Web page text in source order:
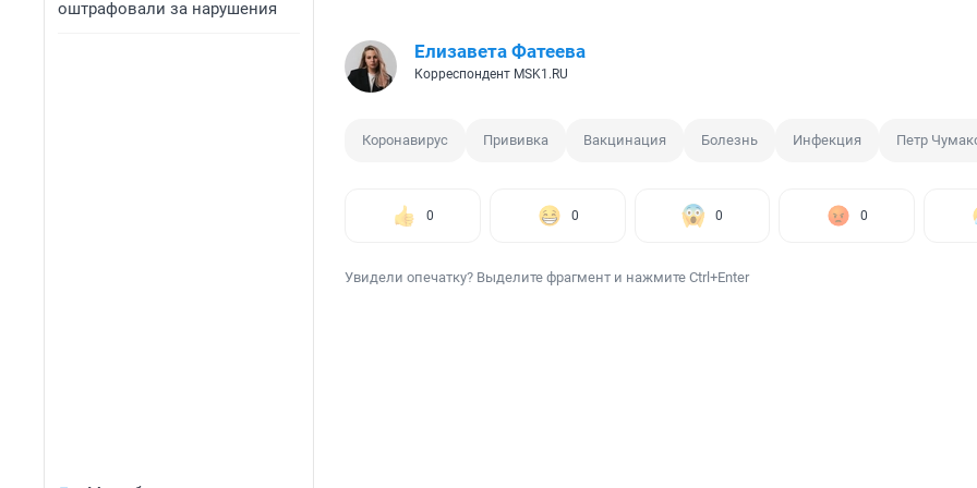
оштрафовали за нарушения
Елизавета Фатеева
Корреспондент MSK1.RU
Коронавирус Прививка Вакцинация Болезнь Инфекция Петр
0 0 0 0
Увидели опечатку? Выделите фрагмент и нажмите Ctrl+Enter